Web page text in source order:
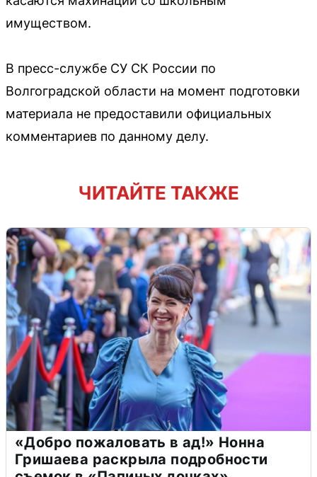
имуществом.
В пресс-службе СУ СК России по
Волгоградской области на момент подготовки
материала не предоставили официальных
комментариев по данному делу.
ЧИТАЙТЕ ТАКЖЕ
«Добро пожаловать в ад!» Нонна
Гришаева раскрыла подробности